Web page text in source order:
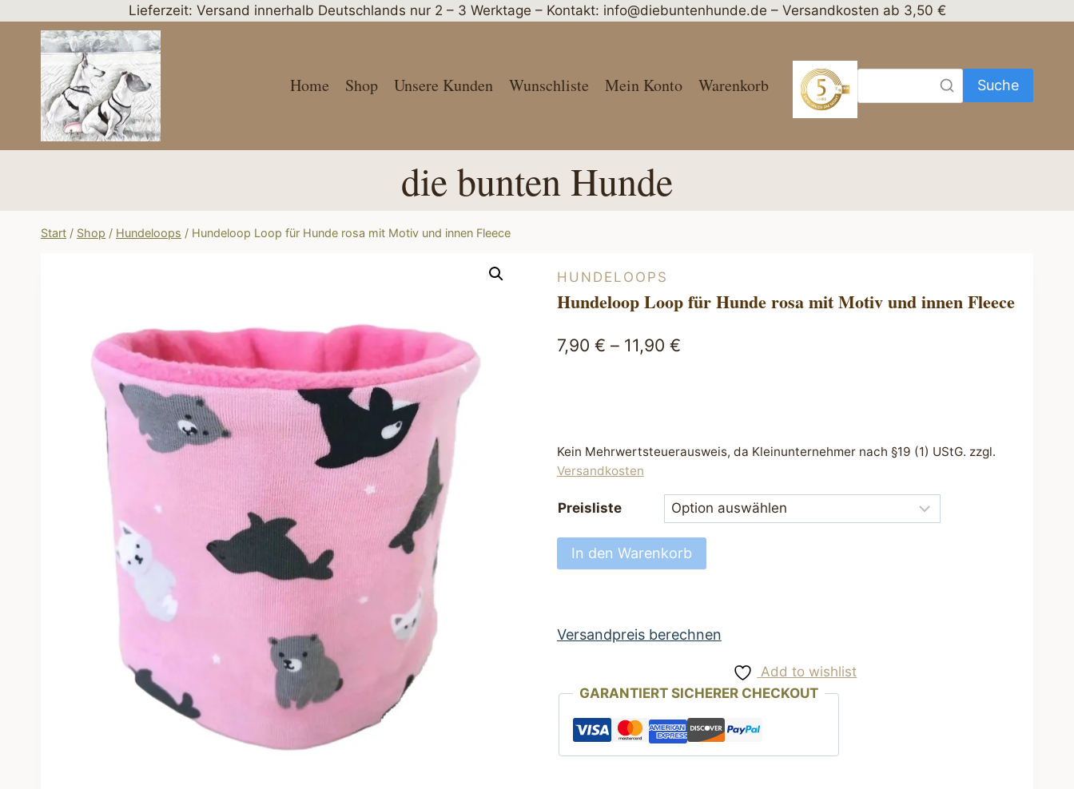
springen
Lieferzeit: Versand innerhalb Deutschlands nur 2 – 3 Werktage – Kontakt: info@diebuntenhunde.de – Versandkosten ab 3,50 €
Home Shop Unsere Kunden Wunschliste Mein Konto Warenkorb Suche
die bunten Hunde
Start / Shop / Hundeloops / Hundeloop Loop für Hunde rosa mit Motiv und innen Fleece
HUNDELOOPS
Hundeloop Loop für Hunde rosa mit Motiv und innen Fleece
7,90 € – 11,90 €
Kein Mehrwertsteuerausweis, da Kleinunternehmer nach §19 (1) UStG. zzgl.
Versandkosten
Preisliste
Hundeloop
Loop
rosa
und
innen
Fleece
In den Warenkorb
Versandpreis berechnen
Add to wishlist
GARANTIERT SICHERER CHECKOUT